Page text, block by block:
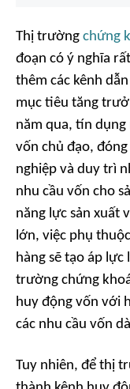
Thị trường chứng
đoạn có ý nghĩa
thêm các kênh
mục tiêu tăng
năm qua, tín dụng
vốn chủ đạo,
nghiệp và duy trì
nhu cầu vốn cho
năng lực sản xuất
lớn, việc phụ
hàng sẽ tạo áp
trường chứng
huy động vốn với
các nhu cầu vốn
Tuy nhiên, để thị